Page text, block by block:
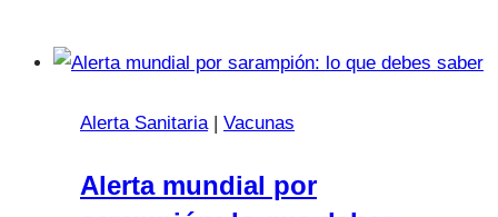
infantil
Alerta Sanitaria| Vacunas
Alerta mundial por